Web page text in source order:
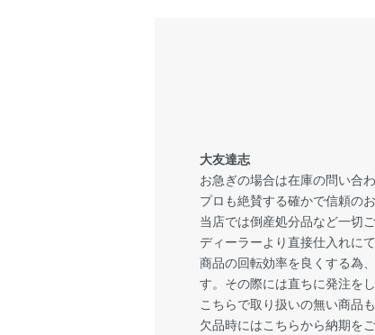
大友達志
お急ぎの場合は在庫の問い合
プロも絶賛する確かで信頼の
当店では倒産処分品など一切
ディーラーより直接仕入れに
商品の回転効率を良くする為
す。その際には直ちに発注を
こちらで取り扱いの無い商品
欠品時にはこちらから納期を